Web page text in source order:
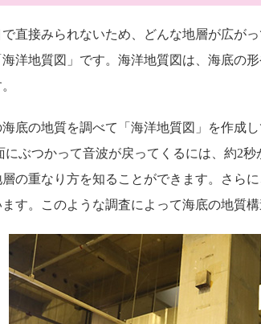
直接みられないため、どんな地層が広が
洋地質図」です。海洋地質図は、海底の
底の地質を調べて「海洋地質図」を作成
にぶつかって音波が戻ってくるには、約2
の重なり方を知ることができます。さら
す。このような調査によって海底の地質